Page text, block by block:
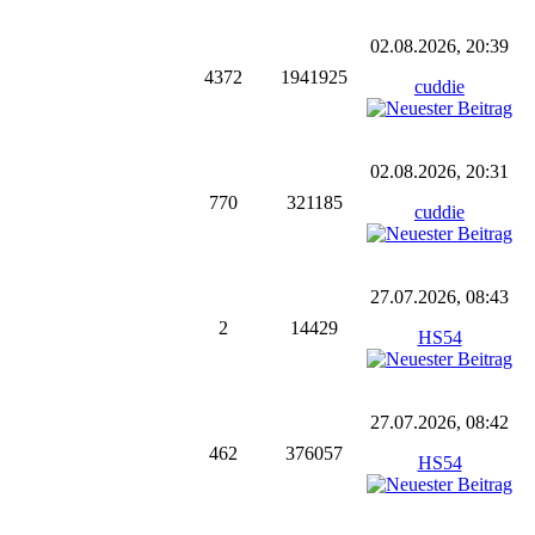
4372 1941925
02.08.2026, 20:39
cuddie
770 321185
02.08.2026, 20:31
cuddie
2 14429
27.07.2026, 08:43
HS54
462 376057
27.07.2026, 08:42
HS54